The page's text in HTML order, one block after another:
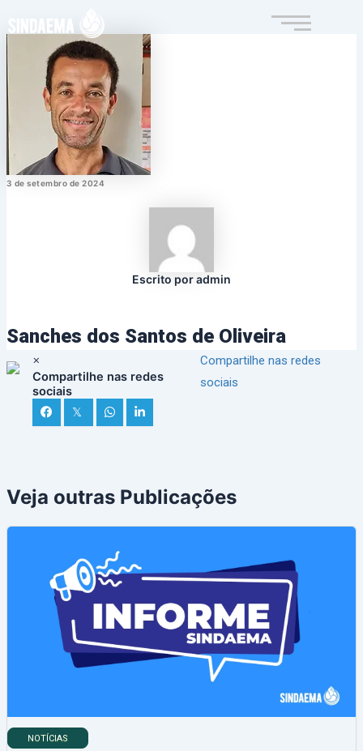
para
conteúdo
3 de setembro de 2024
Escrito por admin
Sanches dos Santos de Oliveira
×
Compartilhe nas redes
sociais
𝕏
Compartilhe nas redes
sociais
Veja outras Publicações
NOTÍCIAS